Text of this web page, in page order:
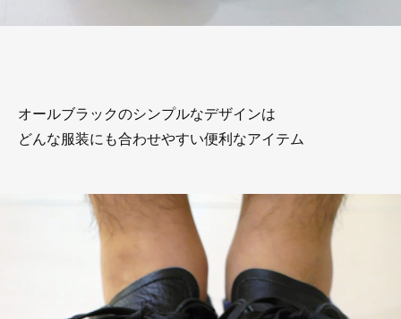
オールブラックのシンプルなデザインは
どんな服装にも合わせやすい便利なアイテム